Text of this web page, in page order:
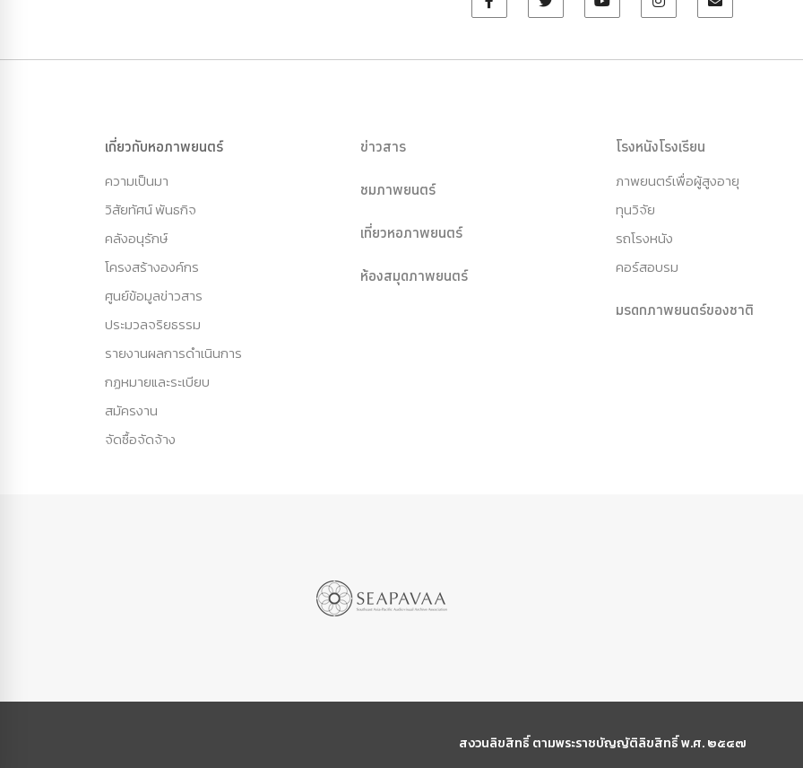
เกี่ยวกับหอภาพยนตร์
ความเป็นมา
วิสัยทัศน์ พันธกิจ
คลังอนุรักษ์
โครงสร้างองค์กร
ศูนย์ข้อมูลข่าวสาร
ประมวลจริยธรรม
รายงานผลการดำเนินการ
กฏหมายและระเบียบ
สมัครงาน
จัดซื้อจัดจ้าง
ข่าวสาร
ชมภาพยนตร์
เที่ยวหอภาพยนตร์
ห้องสมุดภาพยนตร์
โรงหนังโรงเรียน
ภาพยนตร์เพื่อผู้สูงอายุ
ทุนวิจัย
รถโรงหนัง
คอร์สอบรม
มรดกภาพยนตร์ของชาติ
สงวนลิขสิทธิ์ ตามพระราชบัญญัติลิขสิทธิ์ พ.ศ. ๒๕๔๗